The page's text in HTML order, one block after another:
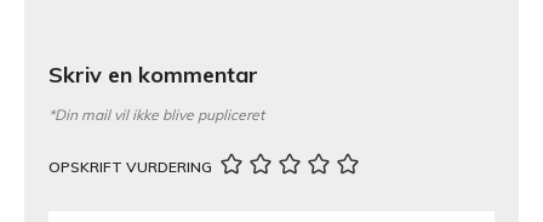
Skriv en kommentar
*Din mail vil ikke blive pupliceret
OPSKRIFT VURDERING